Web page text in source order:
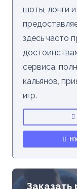
шоты, лонги
здесь часто
сервиса,
кальянов,
игр.
Заказать